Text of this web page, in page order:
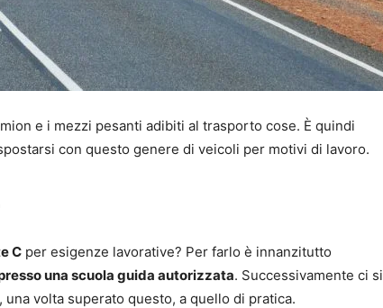
e i mezzi pesanti adibiti al trasporto cose. È quindi
con questo genere di veicoli per motivi di lavoro.
C per esigenze lavorative? Per farlo è innanzitutto
una scuola guida autorizzata. Successivamente ci si
volta superato questo, a quello di pratica.